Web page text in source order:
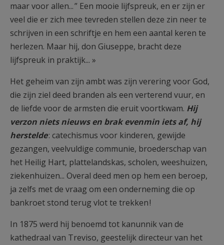
maar voor allen... ” Een mooie lijfspreuk, en er zijn er
veel die er zich mee tevreden stellen deze zin neer te
schrijven in een schriftje en hem een aantal keren te
herlezen. Maar hij, don Giuseppe, bracht deze
lijfspreuk in praktijk... »
Het geheim van zijn ambt was zijn verering voor God,
die zijn ziel deed branden als een verterend vuur, en
de liefde voor de armsten die eruit voortkwam. Hij
verzon niets nieuws en brak evenmin iets af, hij
herstelde: catechismus voor kinderen, gewijde
gezangen, veelvuldige communie, broederschap van
het Heilig Hart, plattelandskas, scholen, weeshuizen,
ziekenhuizen... Overal deed men op hem een beroep,
ja zelfs met de vraag om een onderneming die op
bankroet stond terug vlot te trekken !
In 1875 werd hij benoemd tot kanunnik van de
kathedraal van Treviso, geestelijk directeur van het